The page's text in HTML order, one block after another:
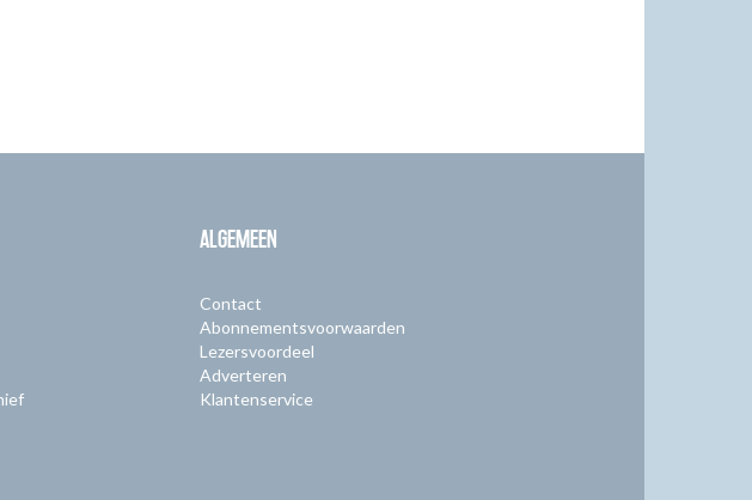
ALGEMEEN
Contact
Abonnementsvoorwaarden
Lezersvoordeel
Adverteren
Klantenservice